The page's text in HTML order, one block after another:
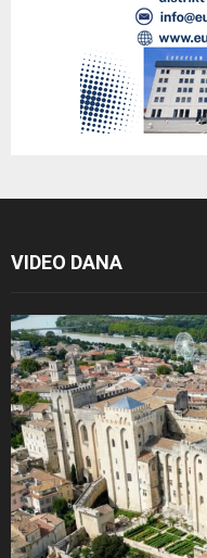
VIDEO DANA